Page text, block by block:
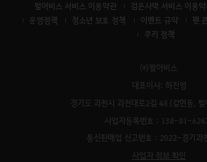
펄어비스 서비스 이용약관 검은사막 서비스 이용
운영정책 청소년 보호 정책 이벤트 규약 팬
쿠키 정책
㈜펄어비스
대표이사: 허진영
경기도 과천시 과천대로2길 48 (갈현동,
사업자등록번호 : 138-81-
통신판매업 신고번호 : 2022-경기과
사업자 정보 확인